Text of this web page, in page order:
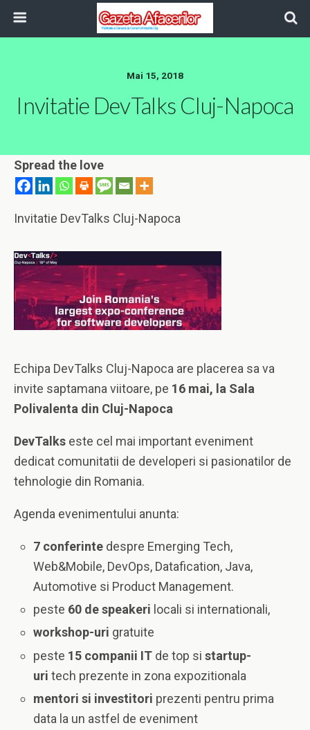
Mai 15, 2018
Invitatie DevTalks Cluj-Napoca
Spread the love
Invitatie DevTalks Cluj-Napoca
Echipa DevTalks Cluj-Napoca are placerea sa va
invite saptamana viitoare, pe 16 mai, la Sala
Polivalenta din Cluj-Napoca
DevTalks este cel mai important eveniment
dedicat comunitatii de developeri si pasionatilor de
tehnologie din Romania.
Agenda evenimentului anunta:
7 conferinte despre Emerging Tech,
Web&Mobile, DevOps, Datafication, Java,
Automotive si Product Management.
peste 60 de speakeri locali si internationali,
workshop-uri gratuite
peste 15 companii IT de top sistartup-
uri tech prezente in zona expozitionala
mentori si investitori prezenti pentru prima
data la un astfel de eveniment